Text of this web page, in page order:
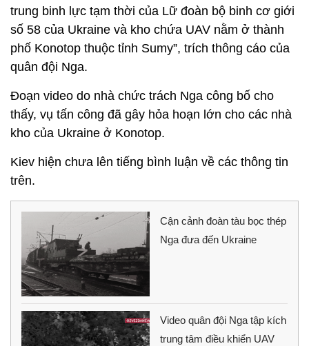
trung binh lực tạm thời của Lữ đoàn bộ binh cơ giới
số 58 của Ukraine và kho chứa UAV nằm ở thành
phố Konotop thuộc tỉnh Sumy”, trích thông cáo của
quân đội Nga.
Đoạn video do nhà chức trách Nga công bố cho
thấy, vụ tấn công đã gây hỏa hoạn lớn cho các nhà
kho của Ukraine ở Konotop.
Kiev hiện chưa lên tiếng bình luận về các thông tin
trên.
Cận cảnh đoàn tàu bọc thép
Nga đưa đến Ukraine
Video quân đội Nga tập kích
trung tâm điều khiển UAV